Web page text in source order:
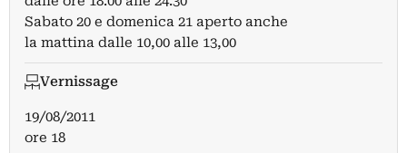
Sabato 20 e domenica 21 aperto anche
la mattina dalle 10,00 alle 13,00
Vernissage
19/08/2011
ore 18